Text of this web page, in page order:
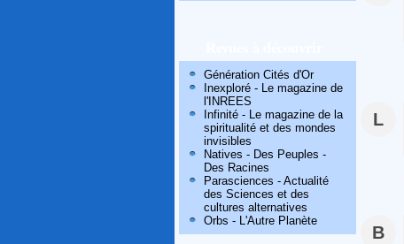
Génération Cités d'Or
Inexploré - Le magazine de
l'INREES
Infinité - Le magazine de la
spiritualité et des mondes
invisibles
Natives - Des Peuples -
Des Racines
Parasciences - Actualité
des Sciences et des
cultures alternatives
Orbs - L'Autre Planète
L
B